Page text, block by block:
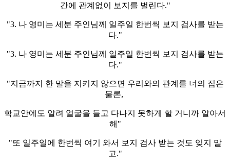
간에 관계없이 보지를 벌린다."
"3. 나 영미는 세분 주인님께 일주일 한번씩 보지 검사를 받는
다."
"3. 나 영미는 세분 주인님께 일주일 한번씩 보지 검사를 받는
다."
"지금까지 한 말을 지키지 않으면 우리와의 관계를 너의 집은
물론,
학교안에도 알려 얼굴을 들고 다나지 못하게 할 거니까 알아서
해"
"또 일주일에 한번씩 여기 와서 보지 검사 받는 것도 잊지 말
고."